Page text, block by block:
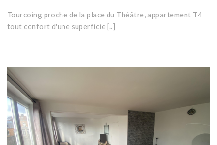
Tourcoing proche de la place du Théâtre, appartement T4
tout confort d'une superficie [..]